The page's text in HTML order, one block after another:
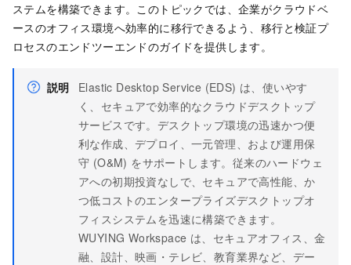
ステムを構築できます。このトピックでは、企業がクラウドベ
ースのオフィス環境へ効率的に移行できるよう、移行と検証プ
ロセスのエンドツーエンドのガイドを提供します。
説明 Elastic Desktop Service (EDS) は、使いやす
く、セキュアで効率的なクラウドデスクトップ
サービスです。デスクトップ環境の迅速かつ便
利な作成、デプロイ、一元管理、および運用保
守 (O&M) をサポートします。従来のハードウェ
アへの初期投資なしで、セキュアで高性能、か
つ低コストのエンタープライズデスクトップオ
フィスシステムを迅速に構築できます。
WUYING Workspace は、セキュアオフィス、金
融、設計、映画・テレビ、教育業界など、デー